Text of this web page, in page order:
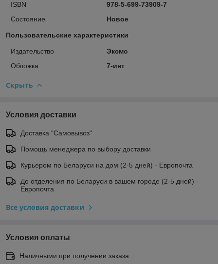
ISBN
978-5-699-73909-7
Состояние
Новое
Пользовательские характеристики
Издательство
Эксмо
Обложка
7-инт
Скрыть
Условия доставки
Доставка "Самовывоз"
Помощь менеджера по выбору доставки
Курьером по Беларуси на дом (2-5 дней) - Европочта
До отделения по Беларуси в вашем городе (2-5 дней) -
Европочта
Все условия доставки
Условия оплаты
Наличными при получении заказа